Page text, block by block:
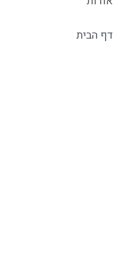
דף הבית